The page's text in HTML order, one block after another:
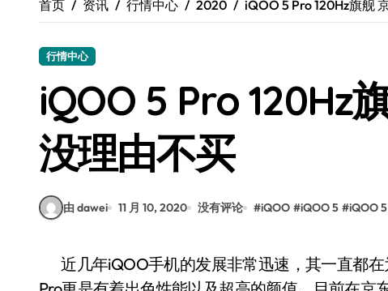
Galaxy Z Flip6：折叠时尚，尽享炫美新体验
首页 资讯 行情中心 2020 iQOO 5 Pro 120Hz旗舰
行情中心
iQOO 5 Pro 120Hz
没理由不买
由 dawei 11 月 10, 2020 没有评论 #iQOO #iQOO 5 #iQOO
近几年iQOO手机的发展非常迅速，其一直都在为我们推送优秀的高质量产品。其中iQOO 5